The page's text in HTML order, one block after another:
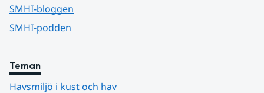
SMHI-bloggen
SMHI-podden
Teman
Havsmiljö i kust och hav